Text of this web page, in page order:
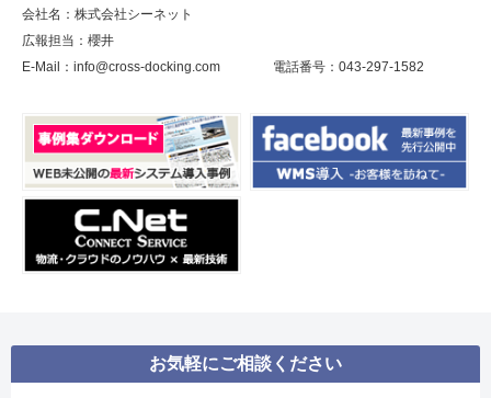
会社名：株式会社シーネット
広報担当：櫻井
E-Mail：info@cross-docking.com 電話番号：043-297-1582
お気軽にご相談ください